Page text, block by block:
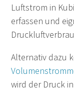
Luftstrom in
erfassen und
Alternativ dazu
wird der Druck